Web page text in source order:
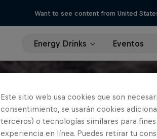
Want to see content from United
Energy Drinks Eventos
Este sitio web usa cookies que son
consentimiento, se usarán cookies
terceros) o tecnologías similares para
experiencia en línea. Puedes retirar tu